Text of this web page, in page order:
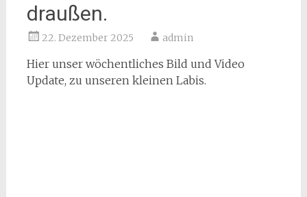
draußen.
22. Dezember 2025 admin
Hier unser wöchentliches Bild und Video
Update, zu unseren kleinen Labis.